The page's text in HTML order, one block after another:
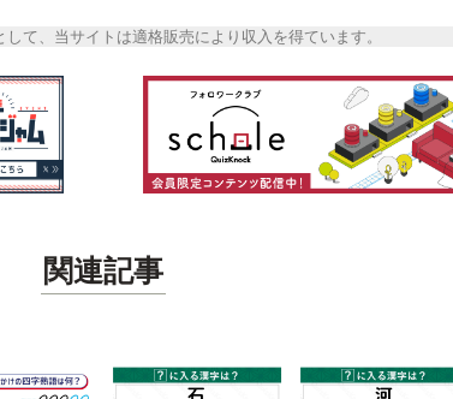
て、当サイトは適格販売により収入を得ています。
関連記事